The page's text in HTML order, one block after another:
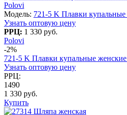
Polovi
Модель: 721-5 K Плавки
Узнать оптовую цену
РРЦ: 1 330 руб.
Polovi
-2%
721-5 K Плавки купальные
Узнать оптовую цену
РРЦ:
1490
1 330 руб.
Купить